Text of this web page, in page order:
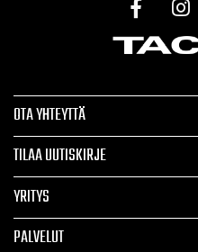
OTA YHTEYTTÄ
TILAA UUTISKIRJE
YRITYS
PALVELUT